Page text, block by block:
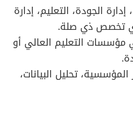
الجودة، التعليم، إدارة
أي تخصص ذي صلة.
التعليم العالي أو
تحليل البيانات،